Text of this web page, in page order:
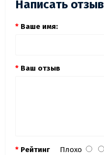
Написать отзыв
Ваше имя:
Ваш отзыв
Рейтинг Плохо